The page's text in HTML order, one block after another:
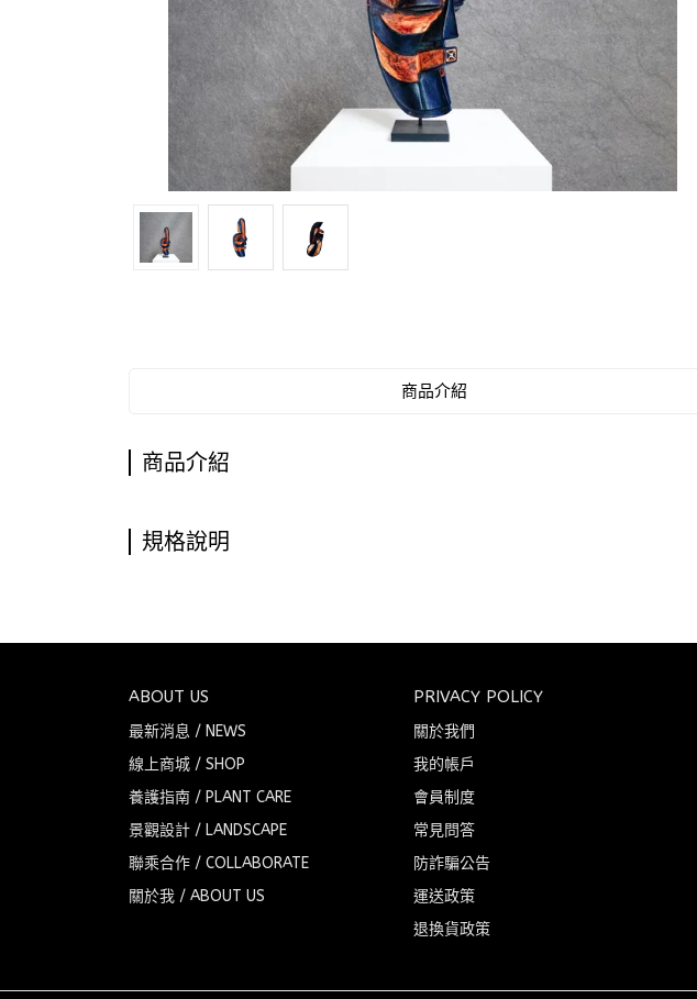
商品介紹
商品介紹
規格說明
ABOUT US
最新消息 / NEWS
線上商城 / SHOP
養護指南 / PLANT CARE
景觀設計 / LANDSCAPE
聯乘合作 / COLLABORATE
關於我 / ABOUT US
PRIVACY POLICY
關於我們
我的帳戶
會員制度
常見問答
防詐騙公告
運送政策
退換貨政策